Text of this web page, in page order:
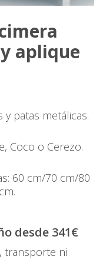
aplique
patas metálicas.
Coco o Cerezo.
60 cm/70 cm/80
desde 341€
transporte ni